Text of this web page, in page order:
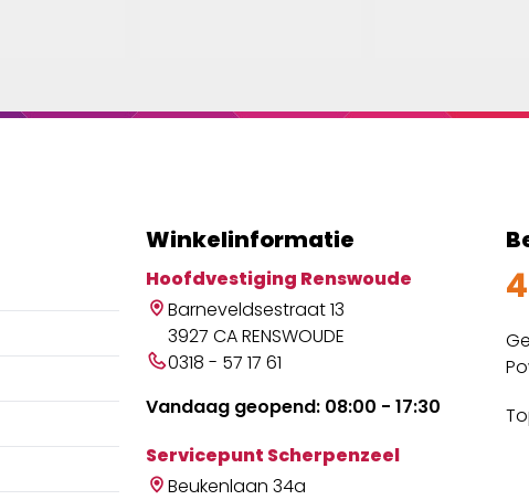
Winkelinformatie
Hoofdvestiging Renswoude
Barneveldsestraat 13
3927 CA RENSWOUDE
0318 - 57 17 61
Vandaag geopend: 08:00 - 17:30
Servicepunt Scherpenzeel
Beukenlaan 34a